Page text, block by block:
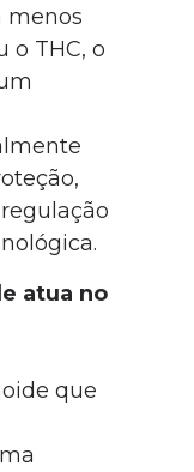
menos
o THC, o
atua no
que